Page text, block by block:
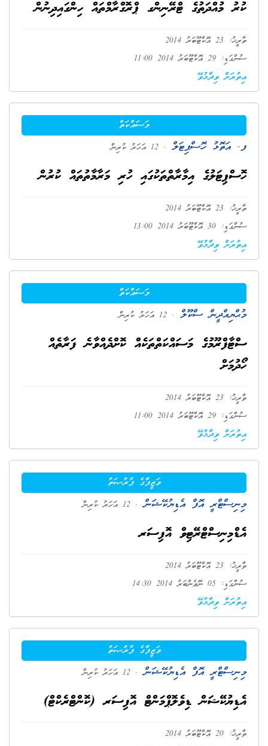
ކުރު މުއްދަތުގެ ޓްރޭނިންގ ޕްރޮގްރާމްތައް ހިންގައިދިނުން
ތާރީޚު: 23 އޮކްޓޫބަރު 2014
ސުންގަޑި: 29 އޮކްޓޫބަރު 2014 11:00
އިތުރަށް ވިދާޅުވޭ
މަސައްކަތް
ފ. އަތޮޅު ހޮސްޕިޓަލް . 12 އަހަރު ކުރިން
ހޮސްޕިޓަލުގެ އިމާރާތްތަކުގައި ހުރި މަރާމާތުތައް ކުރުން
ތާރީޚު: 23 އޮކްޓޫބަރު 2014
ސުންގަޑި: 30 އޮކްޓޫބަރު 2014 13:00
އިތުރަށް ވިދާޅުވޭ
މަސައްކަތް
މުޙްޔިއްދީން ސްކޫލް . 12 އަހަރު ކުރިން
ސްޓާފްރޫމުގެ މަސައްކަތްތަކެއް ކޮށްދެއްވާނެ ފަރާތެއް
ހޯދުމަށް
ތާރީޚު: 23 އޮކްޓޫބަރު 2014
ސުންގަޑި: 29 އޮކްޓޫބަރު 2014 11:00
އިތުރަށް ވިދާޅުވޭ
ވަޒީފާގެ ފުރުޞަތު
މިނިސްޓްރީ އޮފް އެޑިޔުކޭޝަން . 12 އަހަރު ކުރިން
އެޑްމިނިސްޓްރޭޓިވް އޮފިސަރ
ތާރީޚު: 23 އޮކްޓޫބަރު 2014
ސުންގަޑި: 05 ނޮވެންބަރު 2014 14:30
އިތުރަށް ވިދާޅުވޭ
ވަޒީފާގެ ފުރުޞަތު
މިނިސްޓްރީ އޮފް އެޑިޔުކޭޝަން . 12 އަހަރު ކުރިން
އެޑިޔުކޭޝަން ޑިވެލޮޕްމަންޓް އޮފިސަރ (ކޮންޓްރެކްޓް)
ތާރީޚު: 20 އޮކްޓޫބަރު 2014